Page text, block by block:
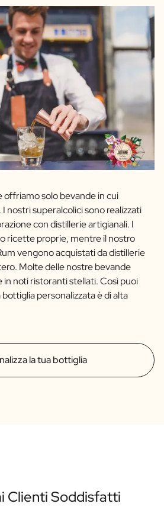
la tua bottiglia
offriamo solo bevande in cui
nostri superalcolici sono realizzati
con distillerie artigianali. I
ricette proprie, mentre il nostro
vengono acquistati da distillerie
Molte delle nostre bevande
noti ristoranti stellati. Così puoi
personalizzata è di alta
Clienti Soddisfatti